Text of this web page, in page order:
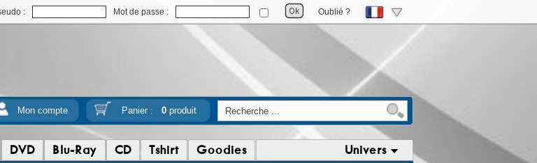
: Mot de passe : Oublié ?
Mon compte Panier : 0produit
DVD Blu-Ray CD Tshirt Goodies Univers